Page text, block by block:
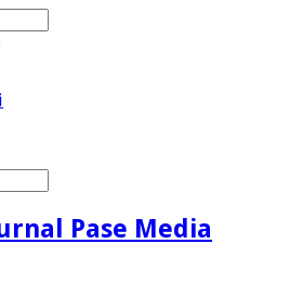
Pase Media